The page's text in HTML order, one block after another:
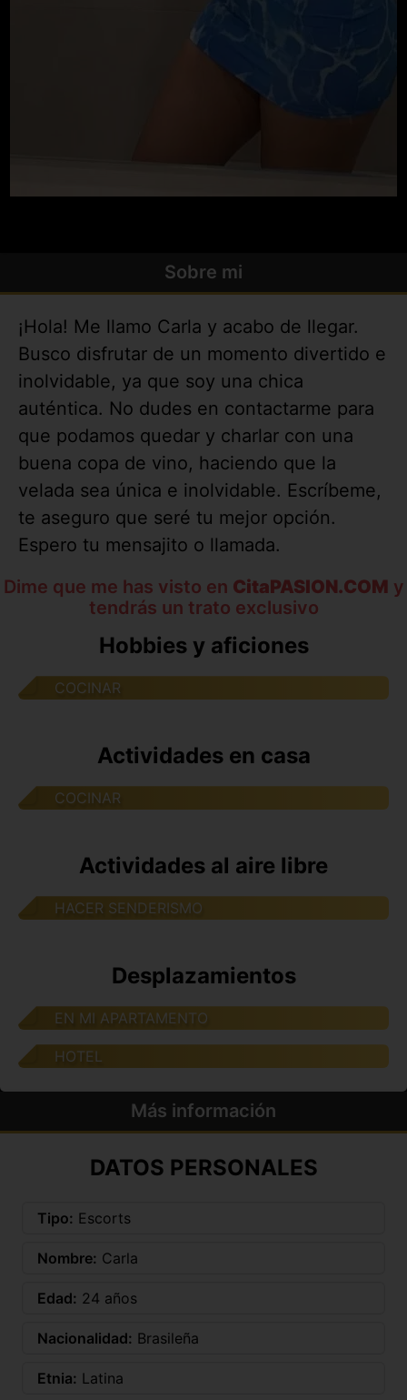
Sobre mi
¡Hola! Me llamo Carla y acabo de llegar.
Busco disfrutar de un momento divertido e
inolvidable, ya que soy una chica
auténtica. No dudes en contactarme para
que podamos quedar y charlar con una
buena copa de vino, haciendo que la
velada sea única e inolvidable. Escríbeme,
te aseguro que seré tu mejor opción.
Espero tu mensajito o llamada.
Dime que me has visto en CitaPASION.COM y
tendrás un trato exclusivo
Hobbies y aficiones
COCINAR
Actividades en casa
COCINAR
Actividades al aire libre
HACER SENDERISMO
Desplazamientos
EN MI APARTAMENTO
HOTEL
Más información
DATOS PERSONALES
Tipo: Escorts
Nombre: Carla
Edad: 24 años
Nacionalidad: Brasileña
Etnia: Latina